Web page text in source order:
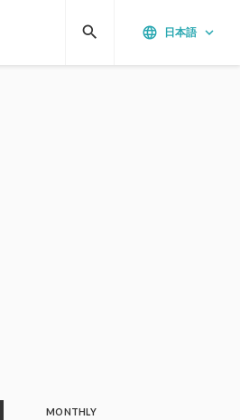
language 日本語 keyboard_arrow_down
search
MONTHLY